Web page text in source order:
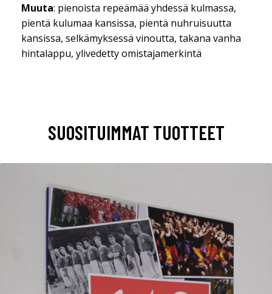
Muuta: pienoista repeämää yhdessä kulmassa,
pientä kulumaa kansissa, pientä nuhruisuutta
kansissa, selkämyksessä vinoutta, takana vanha
hintalappu, ylivedetty omistajamerkintä
SUOSITUIMMAT TUOTTEET